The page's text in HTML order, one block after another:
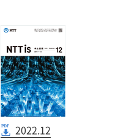
2022.12